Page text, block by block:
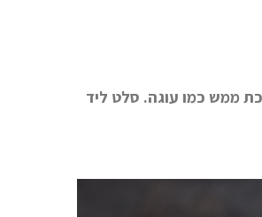
ממש כמו עוגה. סלט ליד